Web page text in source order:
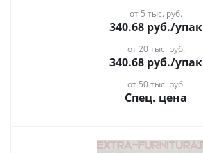
от 5 тыс. руб.
340.68 руб./упак
от 20 тыс. руб.
340.68 руб./упак
от 50 тыс. руб.
Спец. цена